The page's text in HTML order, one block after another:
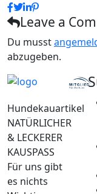
Leave a
Du musst
abzugeben.
Hundekauartikel
NATÜRLICHER
& LECKERER
KAUSPASS
Für uns gibt
es nichts